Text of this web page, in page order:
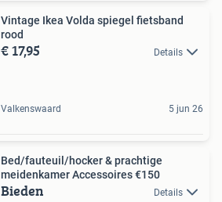
Vintage Ikea Volda spiegel fietsband
rood
€ 17,95 Details
Valkenswaard 5 jun 26
Bed/fauteuil/hocker & prachtige
meidenkamer Accessoires €150
Bieden Details